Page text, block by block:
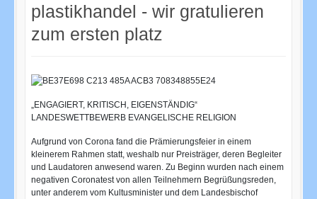
plastikhandel - wir gratulieren
zum ersten platz
„ENGAGIERT, KRITISCH, EIGENSTÄNDIG“
LANDESWETTBEWERB EVANGELISCHE RELIGION
Aufgrund von Corona fand die Prämierungsfeier in einem
kleinerem Rahmen statt, weshalb nur Preisträger, deren Begleiter
und Laudatoren anwesend waren. Zu Beginn wurden nach einem
negativen Coronatest von allen Teilnehmern Begrüßungsreden,
unter anderem vom Kultusminister und dem Landesbischof